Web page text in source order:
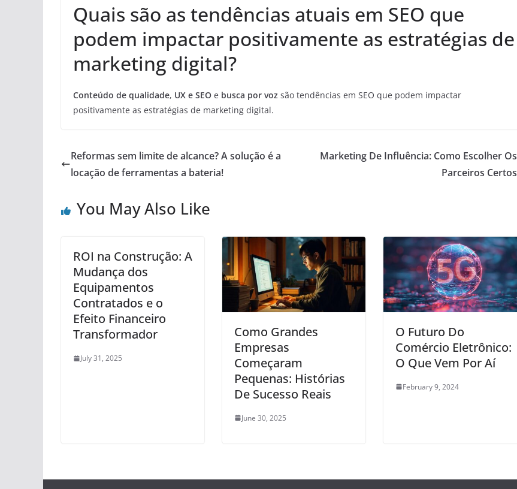
Quais são as tendências atuais em SEO que
podem impactar positivamente as estratégias de
marketing digital?
Conteúdo de qualidade, UX e SEO e busca por voz são tendências em SEO que podem impactar
positivamente as estratégias de marketing digital.
Reformas sem limite de alcance? A solução é a
locação de ferramentas a bateria!
Marketing De Influência: Como Escolher Os
Parceiros Certos
You May Also Like
ROI na Construção: A
Mudança dos
Equipamentos
Contratados e o
Efeito Financeiro
Transformador
July 31, 2025
Como Grandes
Empresas
Começaram
Pequenas: Histórias
De Sucesso Reais
June 30, 2025
O Futuro Do
Comércio Eletrônico:
O Que Vem Por Aí
February 9, 2024